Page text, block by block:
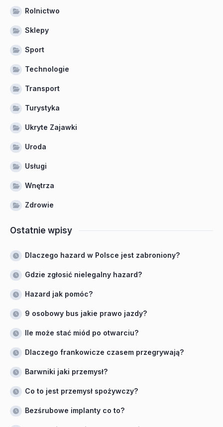
Rolnictwo
Sklepy
Sport
Technologie
Transport
Turystyka
Ukryte Zajawki
Uroda
Usługi
Wnętrza
Zdrowie
Ostatnie wpisy
Dlaczego hazard w Polsce jest zabroniony?
Gdzie zgłosić nielegalny hazard?
Hazard jak pomóc?
9 osobowy bus jakie prawo jazdy?
Ile może stać miód po otwarciu?
Dlaczego frankowicze czasem przegrywają?
Barwniki jaki przemysł?
Co to jest przemysł spożywczy?
Bezśrubowe implanty co to?